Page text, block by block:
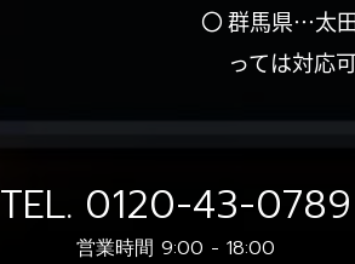
〇 群馬県…太
っては対応
TEL. 0120-43-0789
営業時間 9:00 - 18:00